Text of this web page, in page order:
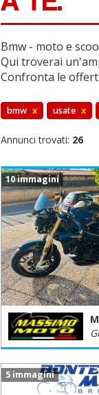
Bmw - moto e
Qui troverai
Confronta le
bmw x usate x
Annunci trovati: 26
10 immagini
5 immagini